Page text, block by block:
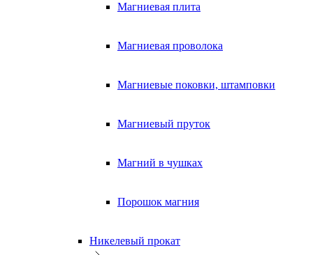
Магниевая плита
Магниевая проволока
Магниевые поковки, штамповки
Магниевый пруток
Магний в чушках
Порошок магния
Никелевый прокат